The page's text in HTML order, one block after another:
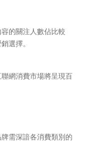
的關注人數佔比較
選擇。
網消費市場將呈現百
需深諳各消費類別的